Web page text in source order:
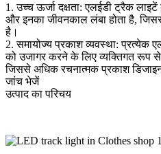
1. उच्च ऊर्जा दक्षता: एलईडी ट्रैक
और इनका जीवनकाल लंबा होता है,
है।
2. समायोज्य प्रकाश व्यवस्था: प्रत्येक
को उजागर करने के लिए व्यक्तिगत रूप
जिससे अधिक रचनात्मक प्रकाश
जांच भेजें
उत्पाद का परिचय